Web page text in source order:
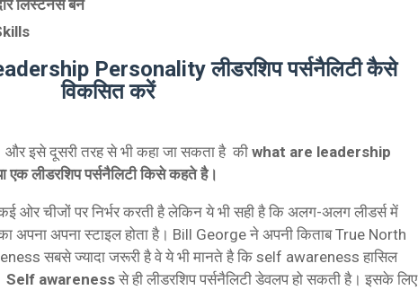
लिस्टनर्स बने
Personality लीडरशिप पर्सनैलिटी कैसे
विकसित करें
इसे दूसरी तरह से भी कहा जा सकता है कीwhat are leadership
एक लीडरशिप पर्सनैलिटी किसे कहते है।
ओर चीजों पर निर्भर करती है लेकिन ये भी सही है कि अलग-अलग लीडर्स में
अपना अपना स्टाइल होता है। Bill George ने अपनी किताब True North
सबसे ज्यादा जरूरी है वे ये भी मानते है कि self awareness हासिल
Self awareness से ही लीडरशिप पर्सनैलिटी डेवलप हो सकती है। इसके लिए